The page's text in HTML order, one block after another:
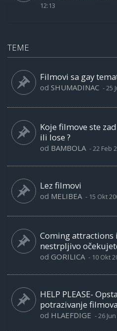
12:13
TEME
Filmovi sa gay
od SHUMADINAC -25
Koje filmove ste
ili lose ?
od BAMBOLA -22 Feb
Lez filmovi
od MELIBEA - 15 Okt
Coming
nestrpljivo
od GORILICA - 10 Okt
HELP PLEASE-
potrazivanje filmova
od HLAEFDIGE -26